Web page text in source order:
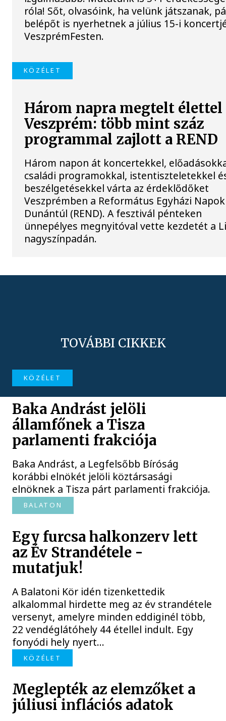
róla! Sőt, olvasóink, ha velünk játszanak,
belépőt is nyerhetnek a július 15-i
VeszprémFesten.
KÖZÉLET
Három napra megtelt élettel
Veszprém: több mint száz
programmal zajlott a REND
Három napon át koncertekkel,
családi programokkal, istentiszteletekkel
beszélgetésekkel várta az érdeklődőket
Veszprémben a Református Egyházi Napok
Dunántúl (REND). A fesztivál pénteken
ünnepélyes megnyitóval vette kezdetét a
nagyszínpadán.
TOVÁBBI CIKKEK
KÖZÉLET
Baka Andrást jelöli
államfőnek a Tisza
parlamenti frakciója
Baka Andrást, a Legfelsőbb Bíróság
korábbi elnökét jelöli köztársasági
elnöknek a Tisza párt parlamenti frakciója.
BALATON
Egy furcsa halkonzerv lett
az Év Strandétele -
mutatjuk!
A Balatoni Kör idén tizenkettedik
alkalommal hirdette meg az év strandétele
versenyt, amelyre minden eddiginél több,
22 vendéglátóhely 44 étellel indult. Egy
fonyódi hely nyert...
KÖZÉLET
Meglepték az elemzőket a
júliusi inflációs adatok